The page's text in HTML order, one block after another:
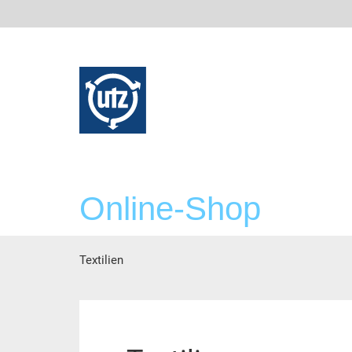
Online-Shop
Textilien